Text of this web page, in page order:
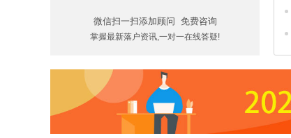
微信扫一扫添加顾问 免费咨询
掌握最新落户资讯,一对一在线答疑!